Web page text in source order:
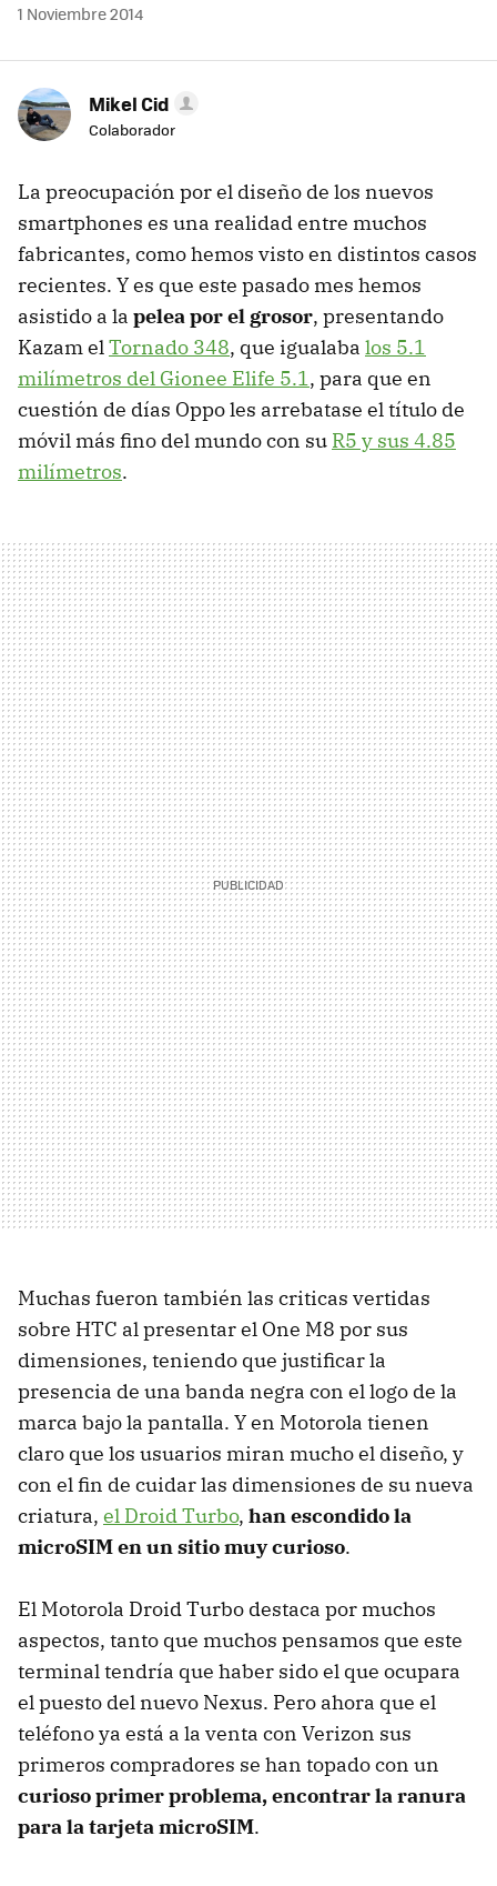
1 Noviembre 2014
Mikel Cid
Colaborador
La preocupación por el diseño de los nuevos
smartphones es una realidad entre muchos
fabricantes, como hemos visto en distintos casos
recientes. Y es que este pasado mes hemos
asistido a la pelea por el grosor, presentando
Kazam elTornado 348, que igualaba los 5.1
milímetros del Gionee Elife 5.1, para que en
cuestión de días Oppo les arrebatase el título de
móvil más fino del mundo con su R5 y sus 4.85
milímetros.
Muchas fueron también las criticas vertidas
sobre HTC al presentar el One M8 por sus
dimensiones, teniendo que justificar la
presencia de una banda negra con el logo de la
marca bajo la pantalla. Y en Motorola tienen
claro que los usuarios miran mucho el diseño, y
con el fin de cuidar las dimensiones de su nueva
criatura, el Droid Turbo, han escondido la
microSIM en un sitio muy curioso.
El Motorola Droid Turbo destaca por muchos
aspectos, tanto que muchos pensamos que este
terminal tendría que haber sido el que ocupara
el puesto del nuevo Nexus. Pero ahora que el
teléfono ya está a la venta con Verizon sus
primeros compradores se han topado con un
curioso primer problema, encontrar la ranura
para la tarjeta microSIM.